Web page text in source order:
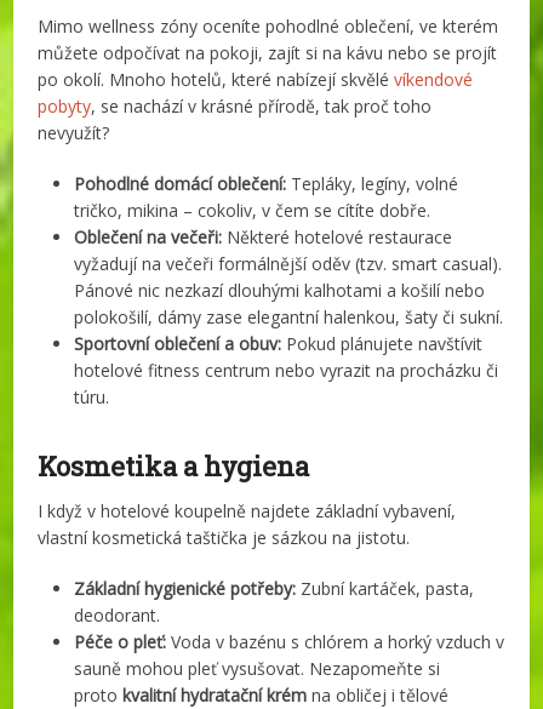
Mimo wellness zóny oceníte pohodlné oblečení, ve kterém
můžete odpočívat na pokoji, zajít si na kávu nebo se projít
po okolí. Mnoho hotelů, které nabízejí skvělévíkendové
pobyty, se nachází v krásné přírodě, tak proč toho
nevyužít?
Pohodlné domácí oblečení: Tepláky, legíny, volné
tričko, mikina – cokoliv, v čem se cítíte dobře.
Oblečení na večeři: Některé hotelové restaurace
vyžadují na večeři formálnější oděv (tzv. smart casual).
Pánové nic nezkazí dlouhými kalhotami a košilí nebo
polokošilí, dámy zase elegantní halenkou, šaty či sukní.
Sportovní oblečení a obuv: Pokud plánujete navštívit
hotelové fitness centrum nebo vyrazit na procházku či
túru.
Kosmetika a hygiena
I když v hotelové koupelně najdete základní vybavení,
vlastní kosmetická taštička je sázkou na jistotu.
Základní hygienické potřeby: Zubní kartáček, pasta,
deodorant.
Péče o pleť: Voda v bazénu s chlórem a horký vzduch v
sauně mohou pleť vysušovat. Nezapomeňte si
protokvalitní hydratační krém na obličej i tělové